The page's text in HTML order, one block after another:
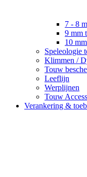
7 - 8
9 mm
10
Speleologie
Klimmen /
Touw
Leeflijn
Werplijnen
Touw
Verankering &